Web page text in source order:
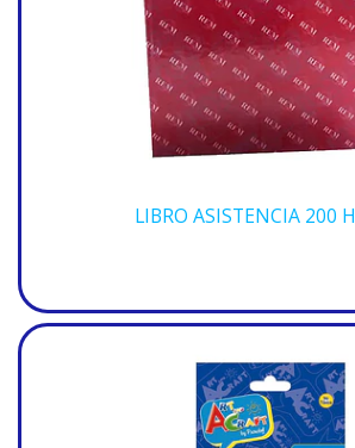
LIBRO ASISTENCIA 200